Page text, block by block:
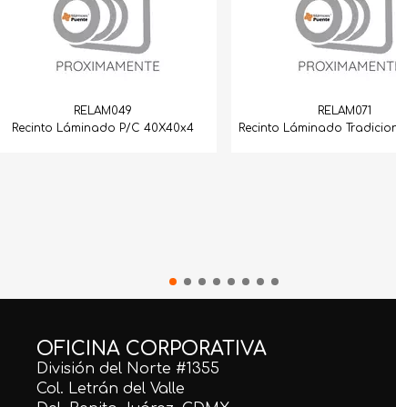
RELAM049
Recinto Láminado P/C 40X40x4
RELAM071
Recinto Láminado
OFICINA CORPORATIVA
División del Norte #1355
Col. Letrán del Valle